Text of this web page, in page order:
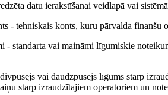
datu ierakstīšanai veidlapā vai
- tehniskais konts, kuru pārvalda finanšu
- standarta vai maināmi līgumiskie
vai daudzpusējs līgums starp
starp izraudzītajiem operatoriem un